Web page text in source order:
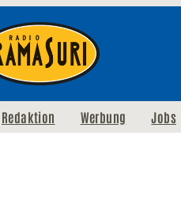
Redaktion Werbung Jobs